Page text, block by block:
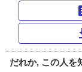
だれか, この人を